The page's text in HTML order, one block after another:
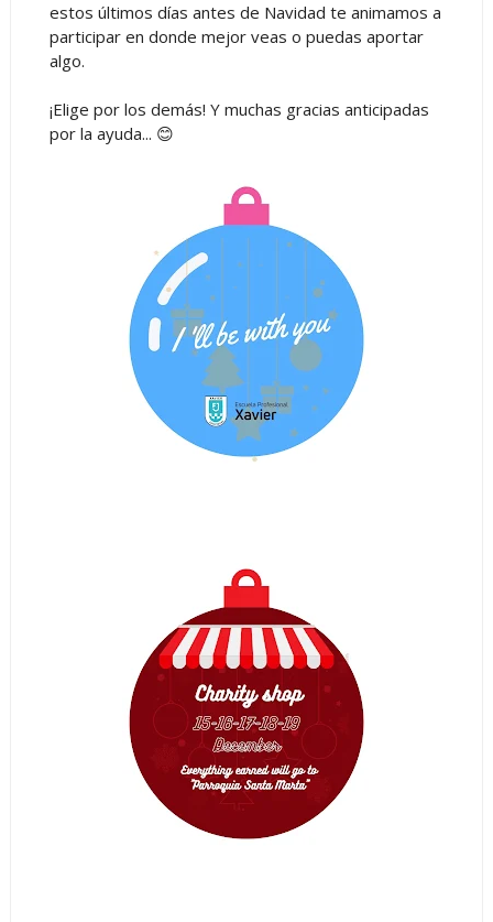
estos últimos días antes de Navidad te animamos a
participar en donde mejor veas o puedas aportar
algo.
¡Elige por los demás! Y muchas gracias anticipadas
por la ayuda... 😊